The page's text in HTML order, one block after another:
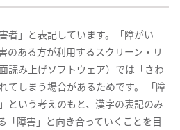
者」と表記しています。「障がい
のある方が利用するスクリーン・リ
読み上げソフトウェア）では「さわ
てしまう場合があるためです。 「障
という考えのもと、漢字の表記のみ
「障害」と向き合っていくことを目